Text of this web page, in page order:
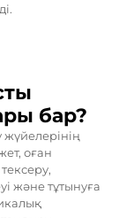
бар?
оған
және тұтынуға